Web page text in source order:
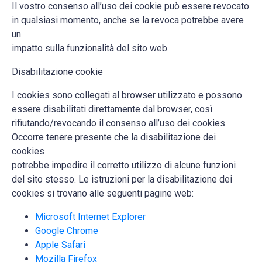
Il vostro consenso all’uso dei cookie può essere revocato
in qualsiasi momento, anche se la revoca potrebbe avere
un
impatto sulla funzionalità del sito web.
Disabilitazione cookie
I cookies sono collegati al browser utilizzato e possono
essere disabilitati direttamente dal browser, così
rifiutando/revocando il consenso all’uso dei cookies.
Occorre tenere presente che la disabilitazione dei
cookies
potrebbe impedire il corretto utilizzo di alcune funzioni
del sito stesso. Le istruzioni per la disabilitazione dei
cookies si trovano alle seguenti pagine web:
Microsoft Internet Explorer
Google Chrome
Apple Safari
Mozilla Firefox